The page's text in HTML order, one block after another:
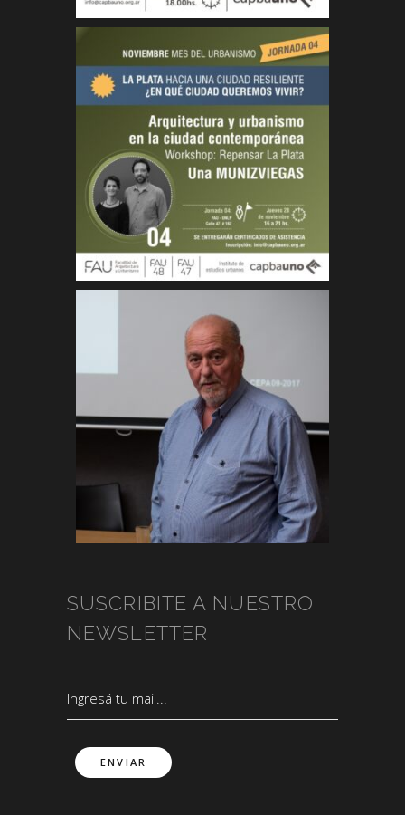
SUSCRIBITE A NUESTRO
NEWSLETTER